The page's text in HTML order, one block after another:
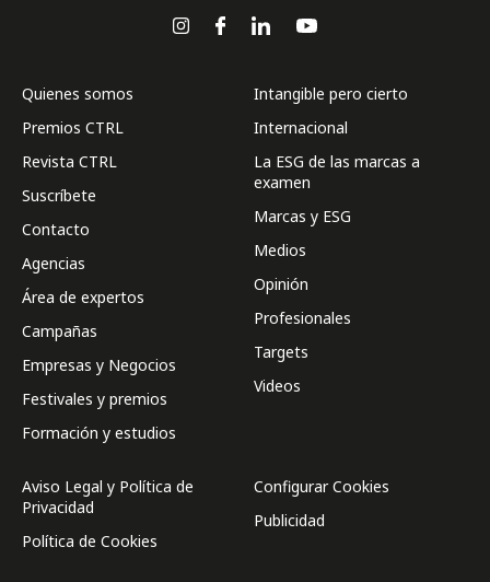
Quienes somos
Premios CTRL
Revista CTRL
Suscríbete
Contacto
Agencias
Área de expertos
Campañas
Empresas y Negocios
Festivales y premios
Formación y estudios
Intangible pero cierto
Internacional
La ESG de las marcas a
examen
Marcas y ESG
Medios
Opinión
Profesionales
Targets
Videos
Aviso Legal y Política de
Privacidad
Política de Cookies
Configurar Cookies
Publicidad